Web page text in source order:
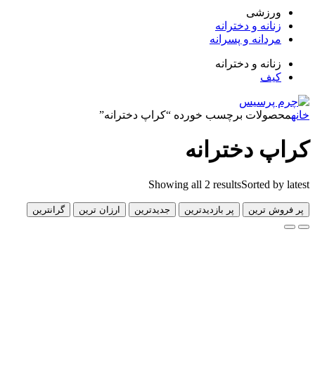
و دخترانه
و پسرانه
و دخترانه
برچسب خورده “کراپ دخترانه”
دخترانه
Showing all 2 resultsSorted
ترین پر بازدیدترین جدیدترین ارزان ترین گرانترین